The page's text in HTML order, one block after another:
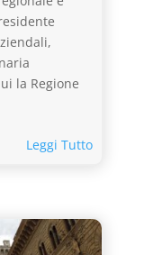
la Regione
Leggi Tutto